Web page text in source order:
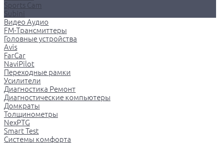
Sports Cam
Subini
Видео Аудио
FM-Трансмиттеры
Головные устройства
Avis
FarCar
NaviPilot
Переходные рамки
Усилители
Диагностика Ремонт
Диагностические компьютеры
Домкраты
Толщинометры
NexPTG
Smart Test
Системы комфорта